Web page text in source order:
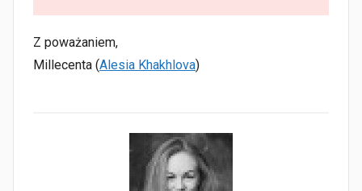
Z poważaniem,
Millecenta (Alesia Khakhlova)